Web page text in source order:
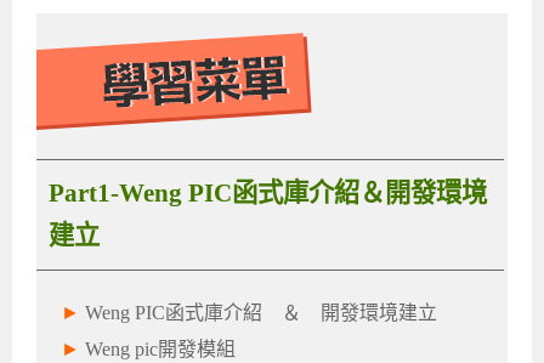
Part1-Weng PIC函式庫介紹＆開發環境
建立
► Weng PIC函式庫介紹 ＆ 開發環境建立
► Weng pic開發模組